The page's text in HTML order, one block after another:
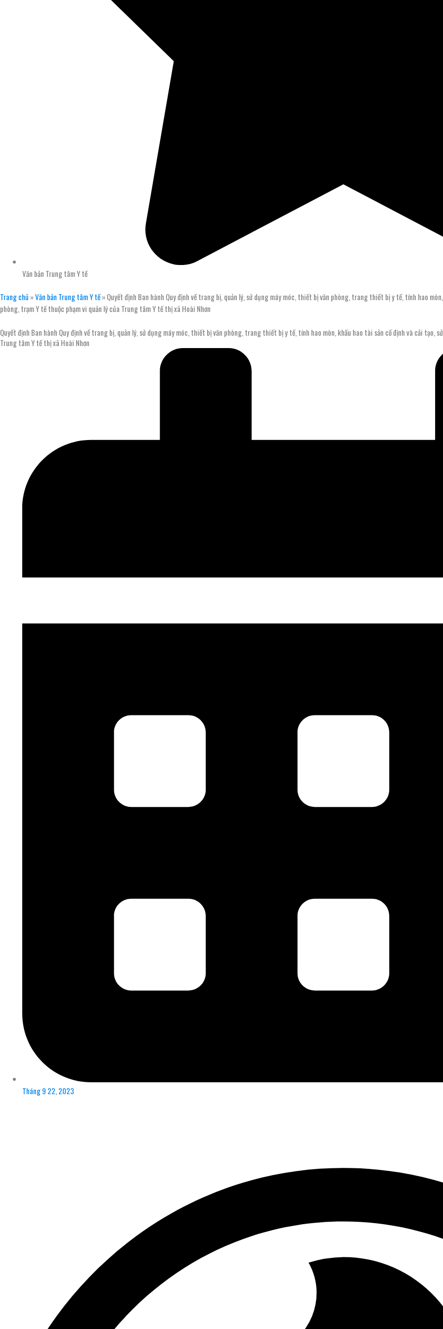
Văn bản Trung tâm Y tế
Trang chủ »Văn bản Trung tâm Y tế»Quyết định Ban hành Quy định về trang bị, quản lý, sử dụng máy móc, thiết bị văn phòng, trang thiết bị y tế, tính hao
phòng, trạm Y tế thuộc phạm vi quản lý của Trung tâm Y tế thị xã Hoài Nhơn
Quyết định Ban hành Quy định về trang bị, quản lý, sử dụng máy móc, thiết bị văn phòng, trang thiết bị y tế, tính hao mòn, khấu hao tài sản cố định và cải tạo,
Trung tâm Y tế thị xã Hoài Nhơn
Tháng 9 22, 2023